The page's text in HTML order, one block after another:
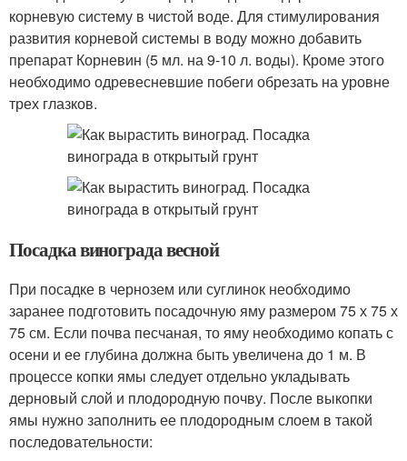
корневую систему в чистой воде. Для стимулирования
развития корневой системы в воду можно добавить
препарат Корневин (5 мл. на 9-10 л. воды). Кроме этого
необходимо одревесневшие побеги обрезать на уровне
трех глазков.
Посадка винограда весной
При посадке в чернозем или суглинок необходимо
заранее подготовить посадочную яму размером 75 х 75 х
75 см. Если почва песчаная, то яму необходимо копать с
осени и ее глубина должна быть увеличена до 1 м. В
процессе копки ямы следует отдельно укладывать
дерновый слой и плодородную почву. После выкопки
ямы нужно заполнить ее плодородным слоем в такой
последовательности: